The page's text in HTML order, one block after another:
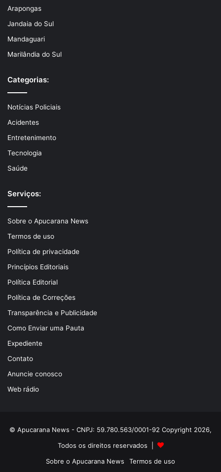
Arapongas
Jandaia do Sul
Mandaguari
Marilândia do Sul
Categorias:
Notícias Policiais
Acidentes
Entretenimento
Tecnologia
Saúde
Serviços:
Sobre o Apucarana News
Termos de uso
Política de privacidade
Princípios Editoriais
Política Editorial
Política de Correções
Transparência e Publicidade
Como Enviar uma Pauta
Expediente
Contato
Anuncie conosco
Web rádio
© Apucarana News - CNPJ: 59.780.563/0001-92 Copyright 2026,
Todos os direitos reservados |
Sobre o Apucarana News
Termos de uso